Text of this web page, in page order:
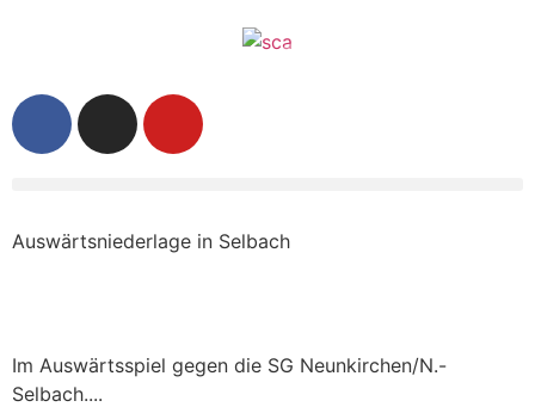
Auswärtsniederlage in Selbach
Im Auswärtsspiel gegen die SG Neunkirchen/N.-
Selbach....